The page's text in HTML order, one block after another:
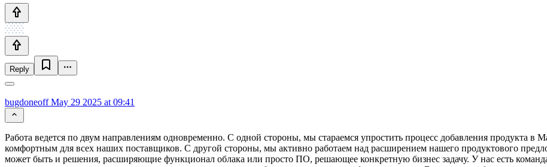
Reply
bugdoneoffMay 29 2025 at 09:41
Работа ведется по двум направлениям одновременно. С одной стороны, мы стараемся упростить процесс добавления продукта в
комфортным для всех наших поставщиков. С другой стороны, мы активно работаем над расширением нашего продуктового
может быть и решения, расширяющие функционал облака или просто ПО, решающее конкретную бизнес задачу. У нас есть